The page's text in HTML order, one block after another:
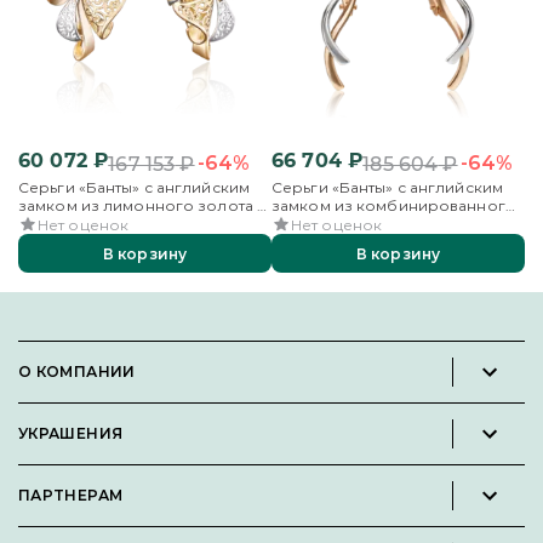
60 072₽167 153₽-64%
Серьги «Банты» с английским
замком из лимонного золота с
фианитами
Нет оценок
В корзину
66 704₽185 604₽-64%
Серьги «Банты» с английским
замком из комбинированного
золота с фианитами
Нет оценок
В корзину
О КОМПАНИИ
Вакансии
УКРАШЕНИЯ
Кольца
ПАРТНЕРАМ